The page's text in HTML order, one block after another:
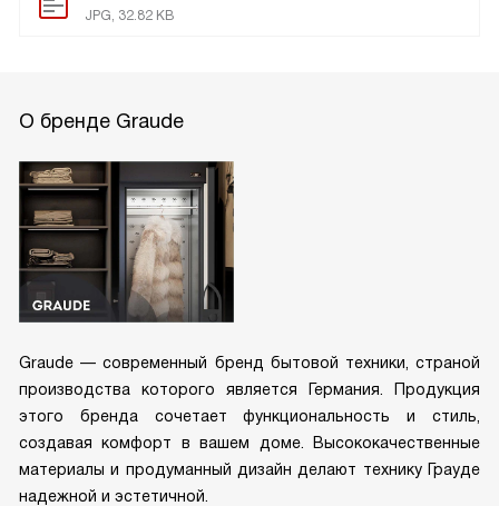
JPG, 32.82 KB
О бренде Graude
Graude — современный бренд бытовой техники, страной
производства которого является Германия. Продукция
этого бренда сочетает функциональность и стиль,
создавая комфорт в вашем доме. Высококачественные
материалы и продуманный дизайн делают технику Грауде
надежной и эстетичной.